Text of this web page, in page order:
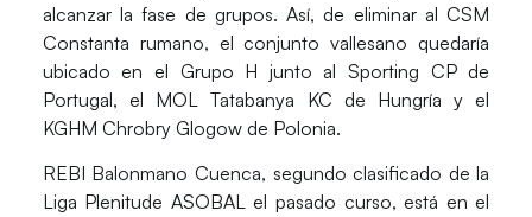
alcanzar la fase de grupos. Así, de eliminar al CSM
Constanta rumano, el conjunto vallesano quedaría
ubicado en el Grupo H junto al Sporting CP de
Portugal, el MOL Tatabanya KC de Hungría y el
KGHM Chrobry Glogow de Polonia.
REBI Balonmano Cuenca, segundo clasificado de la
Liga Plenitude ASOBAL el pasado curso, está en el